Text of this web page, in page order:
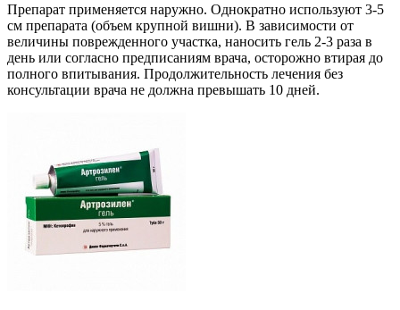
Препарат применяется наружно. Однократно используют 3-5
см препарата (объем крупной вишни). В зависимости от
величины поврежденного участка, наносить гель 2-3 раза в
день или согласно предписаниям врача, осторожно втирая до
полного впитывания. Продолжительность лечения без
консультации врача не должна превышать 10 дней.